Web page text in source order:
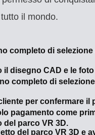
il mondo.
completo di
il disegno CAD e le
completo di
per confermare il
pagamento come
del parco VR 3D.
del parco VR 3D e